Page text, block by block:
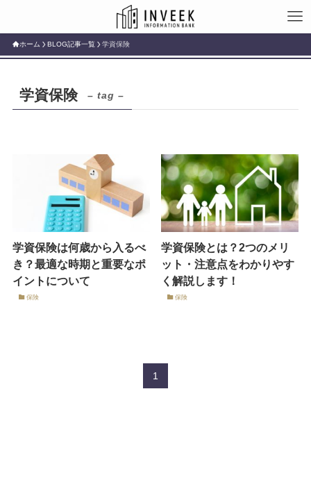
ホーム BLOG記事一覧 学資保険
学資保険 – tag –
学資保険は何歳から入るべ
き？最適な時期と重要なポ
イントについて
保険
学資保険とは？2つのメリ
ット・注意点をわかりやす
く解説します！
保険
1